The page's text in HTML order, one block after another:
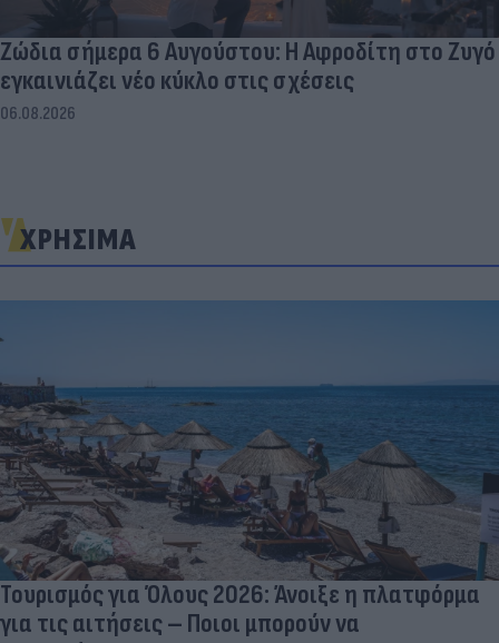
Ζώδια σήμερα 6 Αυγούστου: Η Αφροδίτη στο Ζυγό
εγκαινιάζει νέο κύκλο στις σχέσεις
06.08.2026
ΧΡΗΣΙΜΑ
Τουρισμός για Όλους 2026: Άνοιξε η πλατφόρμα
για τις αιτήσεις – Ποιοι μπορούν να